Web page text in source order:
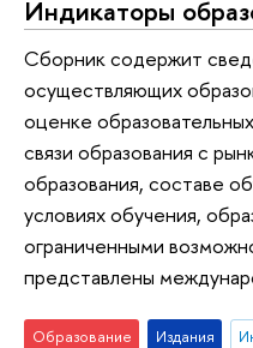
Индикаторы
Сборник содержит
осуществляющих
оценке
связи образования с
образования, составе
условиях обучения,
ограниченными
представлены
Образование Издания